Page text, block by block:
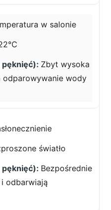
w salonie
Zbyt wysoka
odparowywanie wody
światło
Bezpośrednie
odbarwiają